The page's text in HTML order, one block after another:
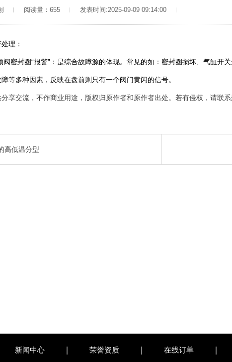
阅读量： 655 发表时间:2025-09-09 09:14:00
理：
封圈“报警”：是综合故障源的体现。常见的如：密封圈损坏、气缸开
等多种因素，反映在盘前则只有一个阀门黄闪的信号。
享交流，不作商业用途，版权归原作者和原作者出处。若有侵权，请联系
高低温分型
新闻中心 荣誉资质 在线订单